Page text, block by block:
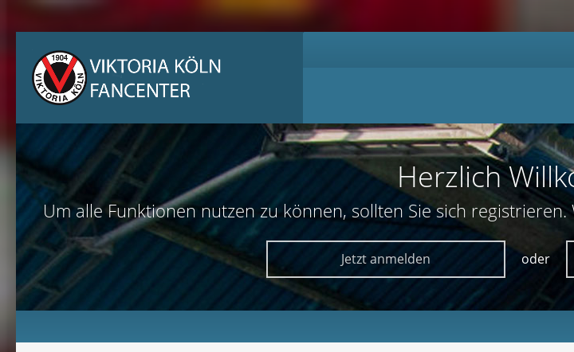
Herzlich
Um alle Funktionen nutzen zu können, sollten Sie sich
Jetzt anmelden oder